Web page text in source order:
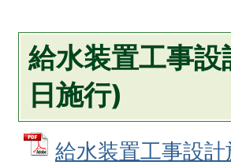
給水装置工事
日施行)
給水装置工事設